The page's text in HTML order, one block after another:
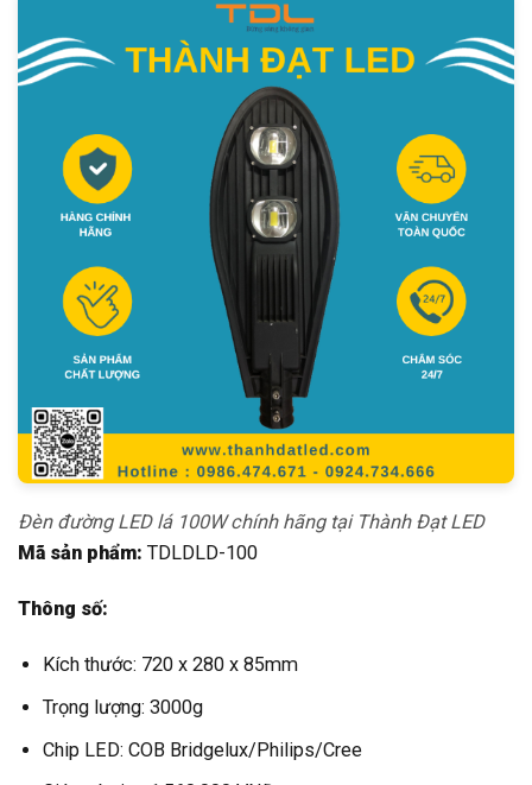
Đèn đường LED lá 100W chính hãng tại Thành Đạt LED
Mã sản phẩm: TDLDLD-100
Thông số:
Kích thước: 720 x 280 x 85mm
Trọng lượng: 3000g
Chip LED: COB Bridgelux/Philips/Cree